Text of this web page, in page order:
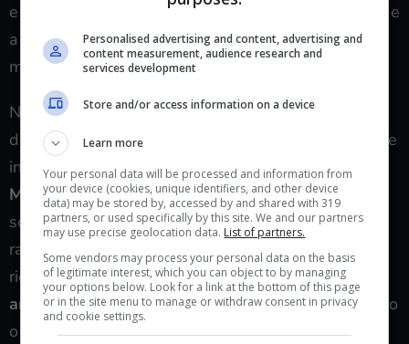
e propria casa editrice digiochi da tavolo originali e
a produrrecomplementiper il gioco di ruolo, come
miniature, plance e schede personaggio.
Nel 1982i due si lanciarono nella produzione
di
Librigame,il primo dei quali edito da
che
in italiano ebbe il nome diLo Stregone della
Montagna Incantata.La casa editrice non avrebbe
scommesso sul progetto nemmeno una moneta di
rame, ma dovette ricredersi. Il format dei librigame
ricevette un tale apprezzamento che nel giro13
anniLivingstone e Jackson scrissero di propria mano
o approvarono ben59 volumi.
Personalised advertising and content, advertising and
content measurement, audience research and
services development
Store and/or access information on a device
Learn more
Your personal data will be processed and information from
your device (cookies, unique identifiers, and other device
data) may be stored by, accessed by and shared with 319
partners, or used specifically by this site. We and our partners
may use precise geolocation data. List of partners.
Some vendors may process your personal data on the basis
of legitimate interest, which you can object to by managing
your options below. Look for a link at the bottom of this page
or in the site menu to manage or withdraw consent in privacy
and cookie settings.